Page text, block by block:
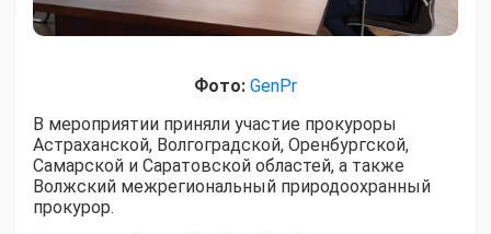
Фото: GenPr
В мероприятии приняли участие прокуроры
Астраханской, Волгоградской, Оренбургской,
Самарской и Саратовской областей, а также
Волжский межрегиональный природоохранный
прокурор.